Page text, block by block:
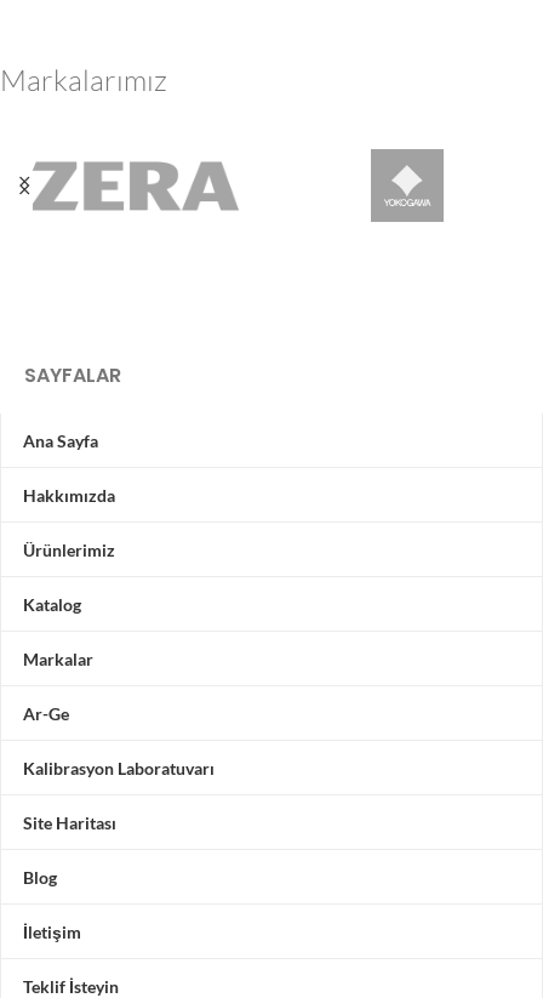
Markalarımız
SAYFALAR
Ana Sayfa
Hakkımızda
Ürünlerimiz
Katalog
Markalar
Ar-Ge
Kalibrasyon Laboratuvarı
Site Haritası
Blog
İletişim
Teklif İsteyin